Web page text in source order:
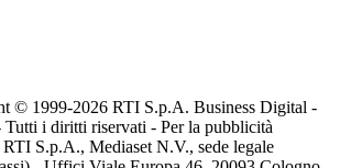
© 1999-2026 RTI S.p.A. Business Digital -
Tutti i diritti riservati - Per la pubblicità
S.p.A., Mediaset N.V., sede legale